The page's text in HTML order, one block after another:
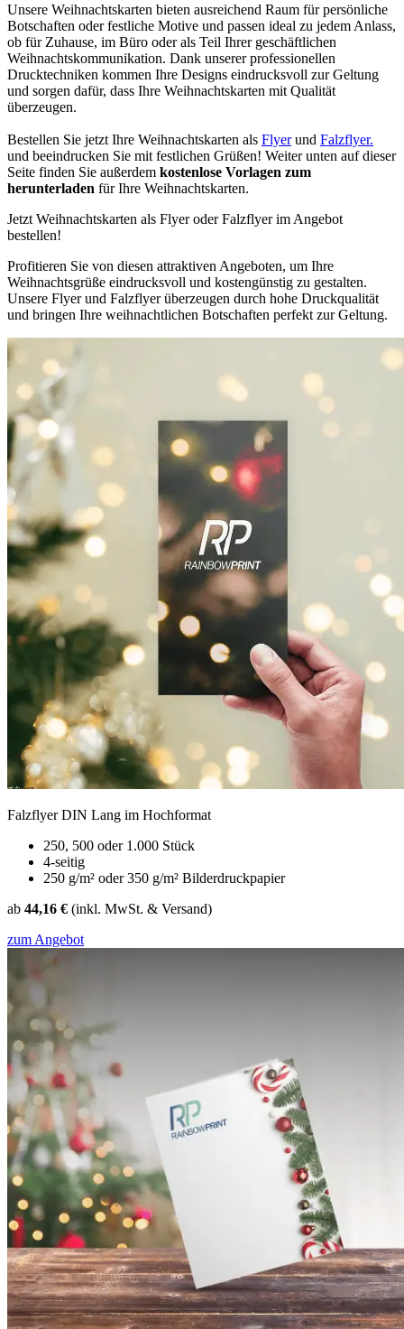
Unsere Weihnachtskarten bieten ausreichend Raum für persönliche
Botschaften oder festliche Motive und passen ideal zu jedem Anlass,
ob für Zuhause, im Büro oder als Teil Ihrer geschäftlichen
Weihnachtskommunikation. Dank unserer professionellen
Drucktechniken kommen Ihre Designs eindrucksvoll zur Geltung
und sorgen dafür, dass Ihre Weihnachtskarten mit Qualität
überzeugen.
Bestellen Sie jetzt Ihre Weihnachtskarten als Flyerund Falzflyer.
und beeindrucken Sie mit festlichen Grüßen! Weiter unten auf dieser
Seite finden Sie außerdem kostenlose Vorlagen zum
herunterladen für Ihre Weihnachtskarten.
Jetzt Weihnachtskarten als Flyer oder Falzflyer im Angebot
bestellen!
Profitieren Sie von diesen attraktiven Angeboten, um Ihre
Weihnachtsgrüße eindrucksvoll und kostengünstig zu gestalten.
Unsere Flyer und Falzflyer überzeugen durch hohe Druckqualität
und bringen Ihre weihnachtlichen Botschaften perfekt zur Geltung.
Falzflyer DIN Lang im Hochformat
250, 500 oder 1.000 Stück
4-seitig
250 g/m² oder 350 g/m² Bilderdruckpapier
ab 44,16 € (inkl. MwSt. & Versand)
zum Angebot